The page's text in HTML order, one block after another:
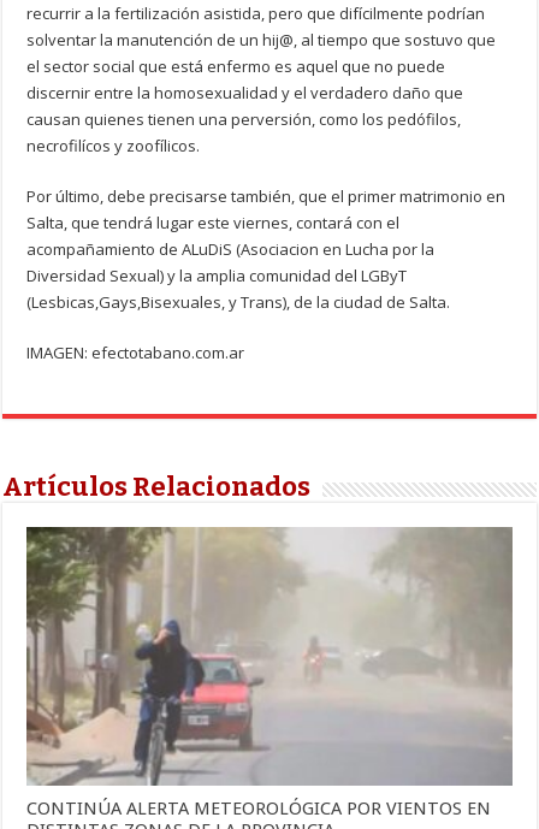
recurrir a la fertilización asistida, pero que difícilmente podrían
solventar la manutención de un hij@, al tiempo que sostuvo que
el sector social que está enfermo es aquel que no puede
discernir entre la homosexualidad y el verdadero daño que
causan quienes tienen una perversión, como los pedófilos,
necrofilícos y zoofílicos.
Por último, debe precisarse también, que el primer matrimonio en
Salta, que tendrá lugar este viernes, contará con el
acompañamiento de ALuDiS (Asociacion en Lucha por la
Diversidad Sexual) y la amplia comunidad del LGByT
(Lesbicas,Gays,Bisexuales, y Trans), de la ciudad de Salta.
IMAGEN: efectotabano.com.ar
Artículos Relacionados
CONTINÚA ALERTA METEOROLÓGICA POR VIENTOS EN